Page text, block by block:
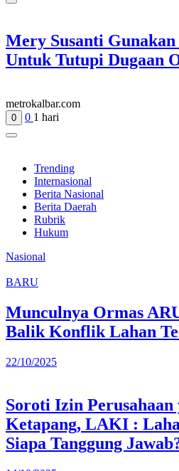
Mery Susanti
Untuk Tutupi Dugaan
metrokalbar.com
0 0 1 hari
Trending
Internasional
Berita Nasional
Berita Daerah
Rubrik
Hukum
Nasional
BARU
Munculnya Ormas
Balik Konflik Lahan
22/10/2025
Soroti Izin Perusahaan
Ketapang, LAKI :
Siapa Tanggung